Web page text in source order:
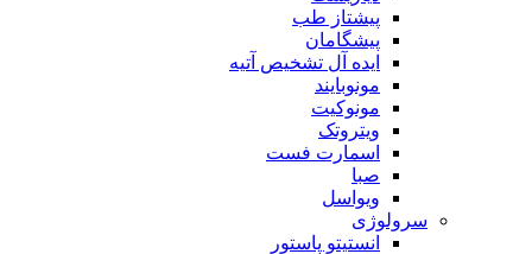
پیشتاز طب
پیشگامان
ایده آل تشخیص آتیه
مونوبایند
مونوکیت
ویتروتک
اسمارت فست
صبا
ویواسل
سرولوژی
انستیتو پاستور